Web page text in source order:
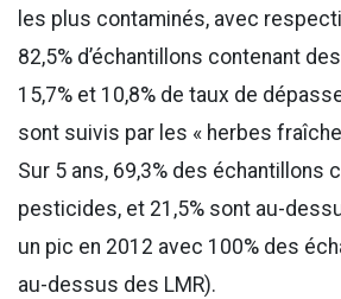
les plus contaminés, avec
82,5% d’échantillons contenant
15,7% et 10,8% de taux de
sont suivis par les « herbes
Sur 5 ans, 69,3% des échantillons
pesticides, et 21,5% sont au-
un pic en 2012 avec 100% des
au-dessus des LMR).